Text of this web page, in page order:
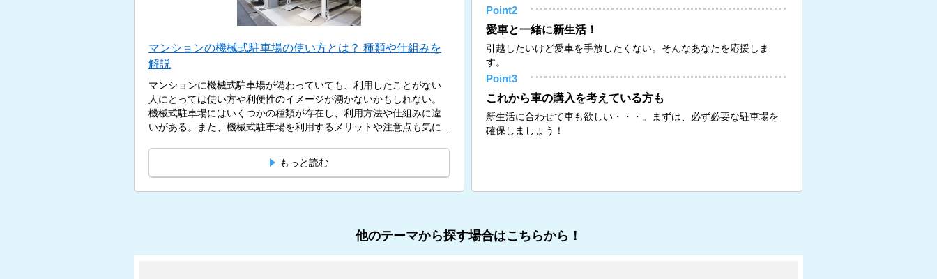
マンションの機械式駐車場の使い方とは？ 種類や仕組みを
解説
マンションに機械式駐車場が備わっていても、利用したことがない
人にとっては使い方や利便性のイメージが湧かないかもしれない。
機械式駐車場にはいくつかの種類が存在し、利用方法や仕組みに違
いがある。また、機械式駐車場を利用するメリットや注意点も気に...
もっと読む
Point2
愛車と一緒に新生活！
引越したいけど愛車を手放したくない。そんなあなたを応援しま
す。
Point3
これから車の購入を考えている方も
新生活に合わせて車も欲しい・・・。まずは、必ず必要な駐車場を
確保しましょう！
他のテーマから探す場合はこちらから！